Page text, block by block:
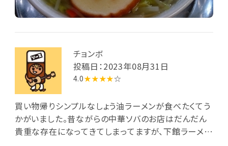
チョンボ
投稿日：2023年08月31日
4.0★★★★☆
買い物帰りシンプルなしょう油ラーメンが食べたくてう
かがいました。昔ながらの中華ソバのお店はだんだん
貴重な存在になってきてしまってますが、下館ラーメン